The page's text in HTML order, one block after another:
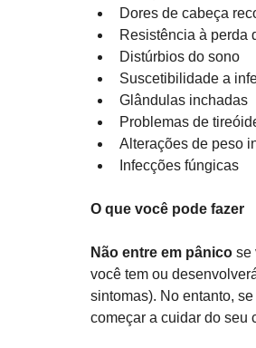
Dores de cabeça
Resistência à perda
Distúrbios do sono
Suscetibilidade a
Glândulas inchadas
Problemas de
Alterações de peso
Infecções fúngicas
O que você pode fazer
Não entre em pânico se
você tem ou
sintomas). No entanto,
começar a cuidar do seu